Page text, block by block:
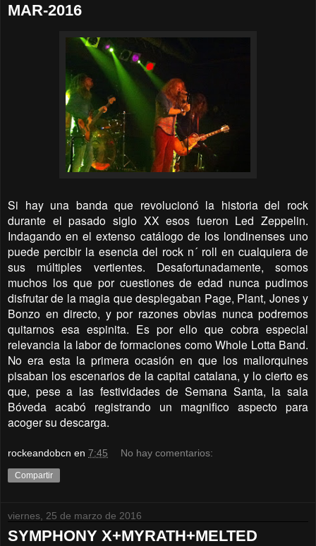
MAR-2016
Si hay una banda que revolucionó la historia del rock
durante el pasado siglo XX esos fueron Led Zeppelin.
Indagando en el extenso catálogo de los londinenses uno
puede percibir la esencia del rock n´ roll en cualquiera de
sus múltiples vertientes. Desafortunadamente, somos
muchos los que por cuestiones de edad nunca pudimos
disfrutar de la magia que desplegaban Page, Plant, Jones y
Bonzo en directo, y por razones obvias nunca podremos
quitarnos esa espinita. Es por ello que cobra especial
relevancia la labor de formaciones como Whole Lotta Band.
No era esta la primera ocasión en que los mallorquines
pisaban los escenarios de la capital catalana, y lo cierto es
que, pese a las festividades de Semana Santa, la sala
Bóveda acabó registrando un magnifico aspecto para
acoger su descarga.
rockeandobcn en 7:45 No hay comentarios:
Compartir
viernes, 25 de marzo de 2016
SYMPHONY X+MYRATH+MELTED